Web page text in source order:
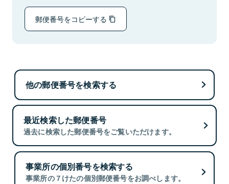
郵便番号をコピーする
他の郵便番号を検索する
最近検索した郵便番号
過去に検索した郵便番号をご覧いただけます。
事業所の個別番号を検索する
事業所の７けたの個別郵便番号をお調べします。